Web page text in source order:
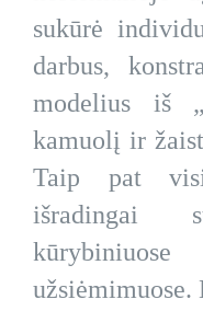
sukūrė
darbus,
modelius iš
kamuolį ir
Taip pat
išradingai